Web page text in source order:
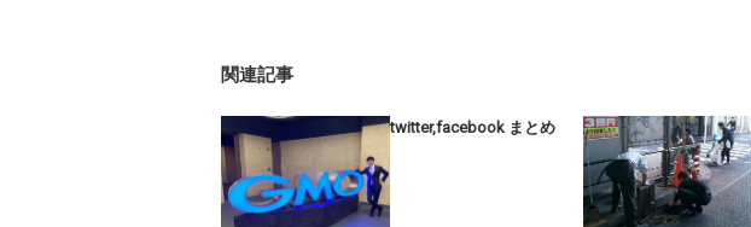
関連記事
twitter,facebook まとめ